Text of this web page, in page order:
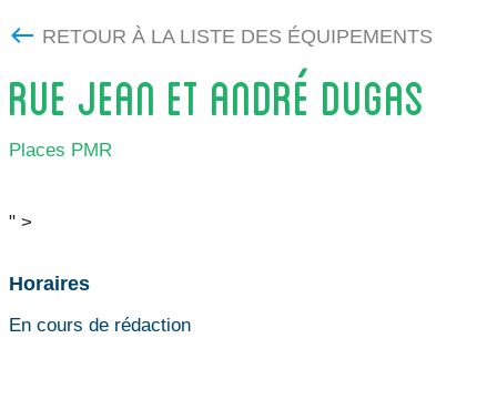
RETOUR À LA LISTE DES ÉQUIPEMENTS
RUE JEAN ET ANDRÉ DUGAS
Places PMR
" >
Horaires
En cours de rédaction